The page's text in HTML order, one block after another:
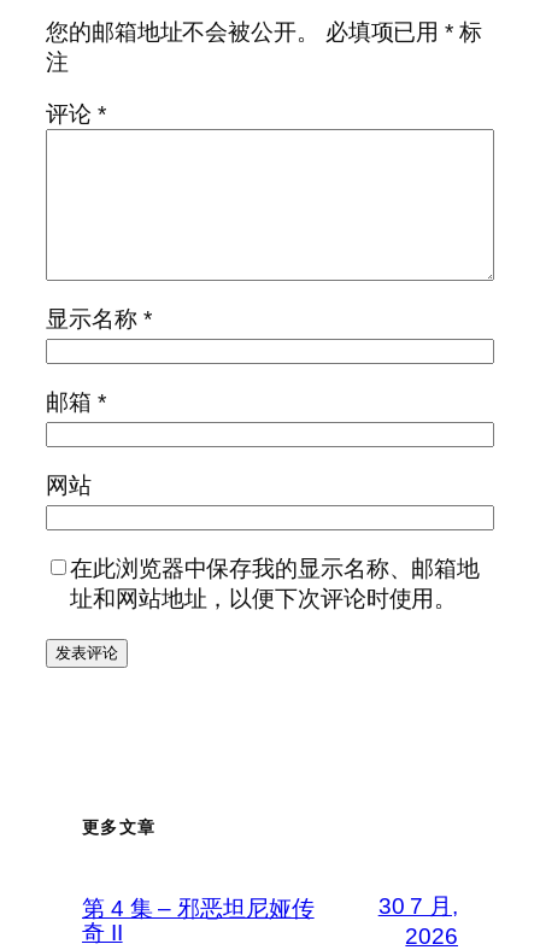
您的邮箱地址不会被公开。 必填项已用* 标
注
评论 *
显示名称 *
邮箱 *
网站
在此浏览器中保存我的显示名称、邮箱地
址和网站地址，以便下次评论时使用。
更多文章
第 4 集 – 邪恶坦尼娅传
奇 II
30 7 月,
2026